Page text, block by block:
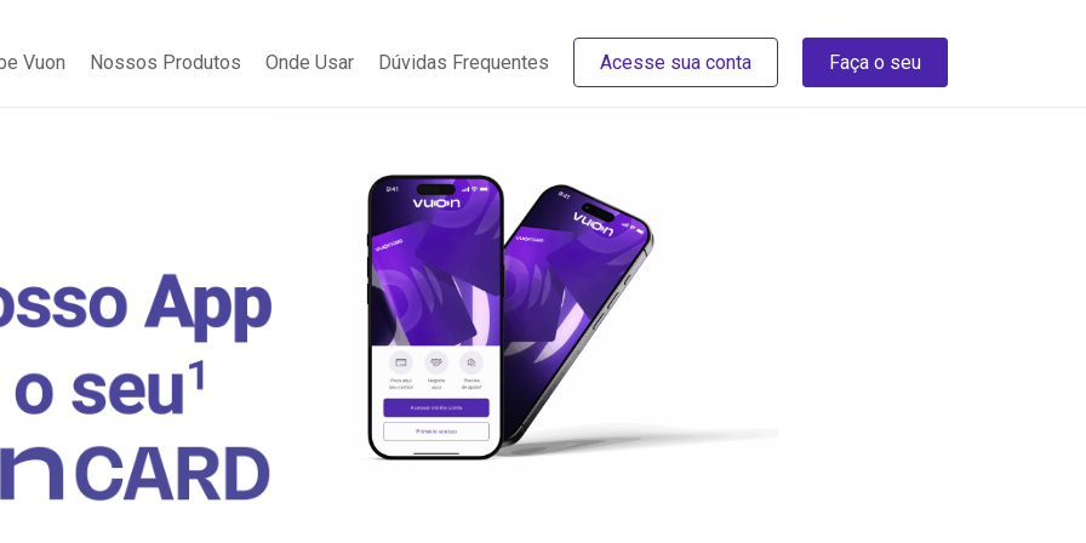
Vuon Nossos Produtos Onde Usar Dúvidas Frequentes Acesse sua conta Faça o seu